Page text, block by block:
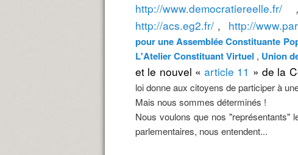
http://www.democratiereelle.fr/
http://acs.eg2.fr/ , http://
pour une Assemblée Constituante
L'Atelier Constituant Virtuel , Union
et le nouvel «article 11 » de la
loi donne aux citoyens de participer à
Mais nous sommes déterminés !
Nous voulons que nos "représentants"
parlementaires, nous entendent...